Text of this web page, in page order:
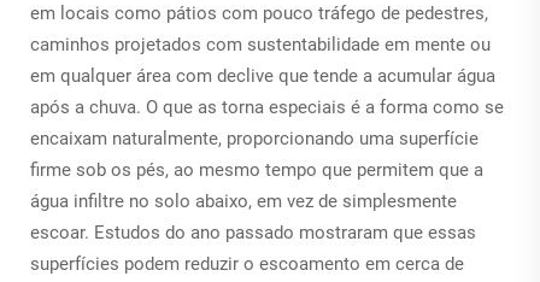
em locais como pátios com pouco tráfego de pedestres,
caminhos projetados com sustentabilidade em mente ou
em qualquer área com declive que tende a acumular água
após a chuva. O que as torna especiais é a forma como se
encaixam naturalmente, proporcionando uma superfície
firme sob os pés, ao mesmo tempo que permitem que a
água infiltre no solo abaixo, em vez de simplesmente
escoar. Estudos do ano passado mostraram que essas
superfícies podem reduzir o escoamento em cerca de